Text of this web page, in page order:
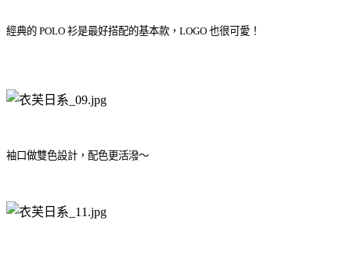
經典的 POLO 衫是最好搭配的基本款，LOGO 也很可愛！
袖口做雙色設計，配色更活潑～